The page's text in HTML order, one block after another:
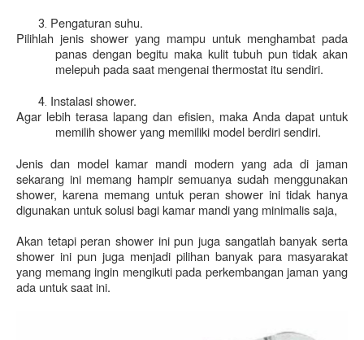
Pengaturan suhu.
Pilihlah jenis shower yang mampu untuk menghambat pada
panas dengan begitu maka kulit tubuh pun tidak akan
melepuh pada saat mengenai thermostat itu sendiri.
Instalasi shower.
Agar lebih terasa lapang dan efisien, maka Anda dapat untuk
memilih shower yang memiliki model berdiri sendiri.
Jenis dan model kamar mandi modern yang ada di jaman
sekarang ini memang hampir semuanya sudah menggunakan
shower, karena memang untuk peran shower ini tidak hanya
digunakan untuk solusi bagi kamar mandi yang minimalis saja,
Akan tetapi peran shower ini pun juga sangatlah banyak serta
shower ini pun juga menjadi pilihan banyak para masyarakat
yang memang ingin mengikuti pada perkembangan jaman yang
ada untuk saat ini.